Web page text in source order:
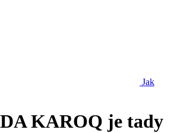
Jak
KAROQ je tady